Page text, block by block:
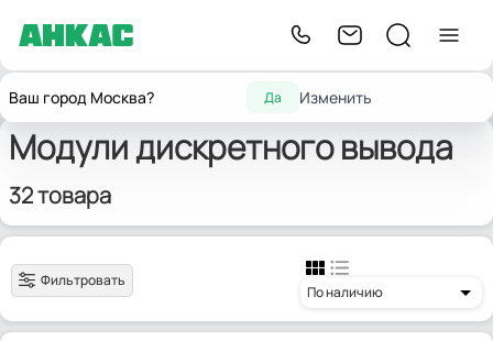
Ваш город Москва? Да Изменить
ГлавнаяМодули ввода/вывода Модули дискретного вывода
Модули дискретного вывода
32 товара
Фильтровать
По наличию